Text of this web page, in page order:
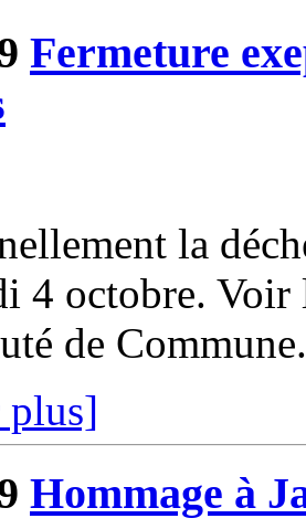
Fermeture
la
4 octobre.
de
plus]
Hommage à